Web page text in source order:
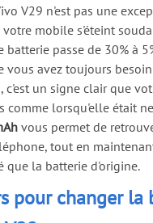
V29 n'est pas une
votre mobile s'éteint
batterie passe de 30% à
vous avez toujours
c'est un signe clair que
comme lorsqu'elle était
vous permet de
tout en
que la batterie d'origine.
pour changer la